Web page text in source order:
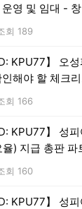
영 및 임대 -
회 189
KPU77】 오
해야 할 체크
회 166
KPU77】 성피
) 지급 총판
회 160
KPU77】 성